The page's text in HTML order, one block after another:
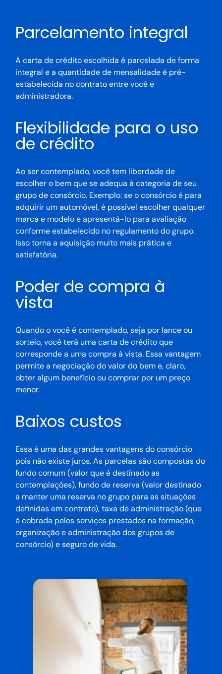
Parcelamento integral
A carta de crédito escolhida é parcelada de forma
integral e a quantidade de mensalidade é pré-
estabelecida no contrato entre você e
administradora.
Flexibilidade para o uso
de crédito
Ao ser contemplado, você tem liberdade de
escolher o bem que se adequa à categoria de seu
grupo de consórcio. Exemplo: se o consórcio é para
adquirir um automóvel, é possível escolher qualquer
marca e modelo e apresentá-lo para avaliação
conforme estabelecido no regulamento do grupo.
Isso torna a aquisição muito mais prática e
satisfatória.
Poder de compra à
vista
Quando o você é contemplado, seja por lance ou
sorteio, você terá uma carta de crédito que
corresponde a uma compra à vista. Essa vantagem
permite a negociação do valor do bem e, claro,
obter algum benefício ou comprar por um preço
menor.
Baixos custos
Essa é uma das grandes vantagens do consórcio
pois não existe juros. As parcelas são compostas do
fundo comum (valor que é destinado as
contemplações), fundo de reserva (valor destinado
a manter uma reserva no grupo para as situações
definidas em contrato), taxa de administração (que
é cobrada pelos serviços prestados na formação,
organização e administração dos grupos de
consórcio) e seguro de vida.